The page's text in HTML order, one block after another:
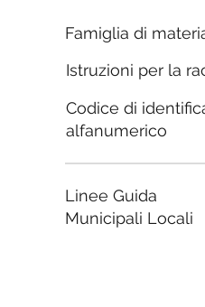
Famiglia di
Istruzioni per la
Codice di
alfanumerico
Linee Guida
Municipali Locali